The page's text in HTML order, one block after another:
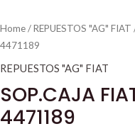
Home/REPUESTOS "AG" FIAT
4471189
REPUESTOS "AG" FIAT
SOP.CAJA
4471189